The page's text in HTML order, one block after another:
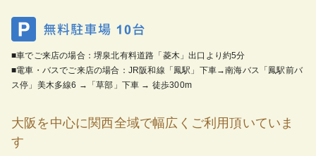
■車でご来店の場合：堺泉北有料道路「菱木」出口より約5分
■電車・バスでご来店の場合：JR阪和線「鳳駅」下車→南海バス「鳳駅前バ
ス停」美木多線6 →「草部」下車 → 徒歩300m
大阪を中心に関西全域で幅広くご利用頂いていま
す